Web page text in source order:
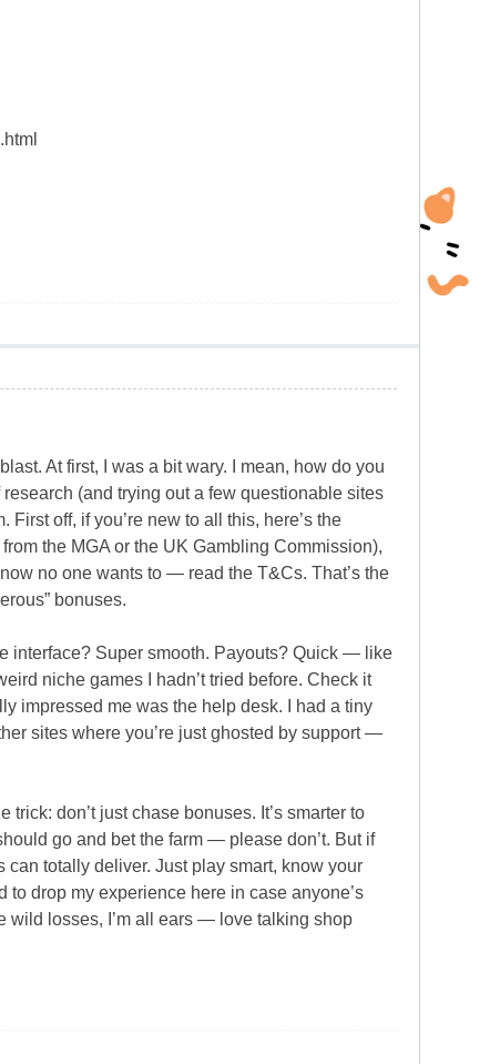
At first, I was a bit wary. I mean, how do you
(and trying out a few questionable sites
off, if you’re new to all this, here’s the
the MGA or the UK Gambling Commission),
no one wants to — read the T&Cs. That’s the
bonuses.
interface? Super smooth. Payouts? Quick — like
niche games I hadn’t tried before. Check it
impressed me was the help desk. I had a tiny
sites where you’re just ghosted by support —
don’t just chase bonuses. It’s smarter to
go and bet the farm — please don’t. But if
can totally deliver. Just play smart, know your
to drop my experience here in case anyone’s
wild losses, I’m all ears — love talking shop